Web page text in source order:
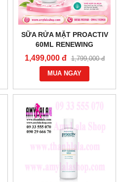
SỮA RỬA MẶT PROACTIV
60ML RENEWING
CLEANSER TRỊ MỤN
TRẮNG DA - 0858193968 -
0944193968 -
AMYLALASHOP.COM -
1,499,000 đ 1,799,000 đ
MUA NGAY